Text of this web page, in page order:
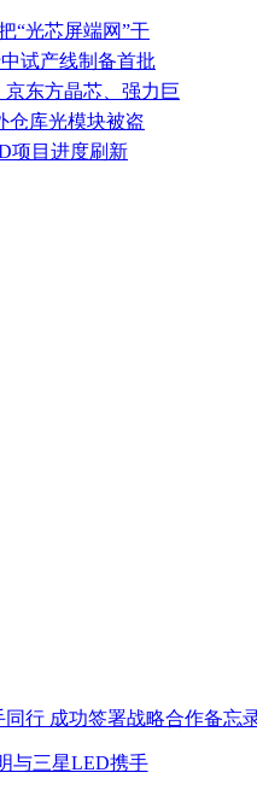
“光芯屏端网”干
试产线制备首批
京东方晶芯、强力巨
仓库光模块被盗
项目进度刷新
与三星LED携手